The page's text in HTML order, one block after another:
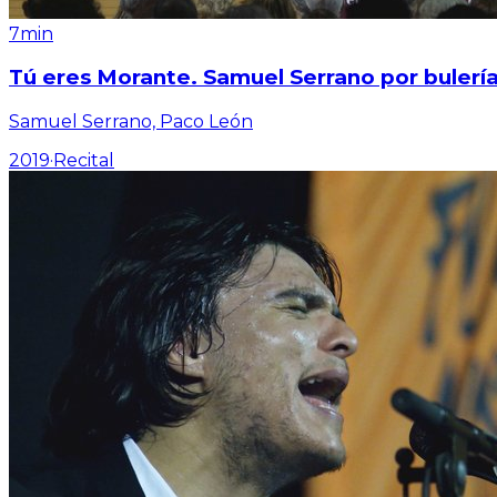
7min
Tú eres Morante. Samuel Serrano por
Samuel Serrano, Paco León
2019· Recital